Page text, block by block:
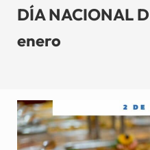
DÍA NACIONAL
enero